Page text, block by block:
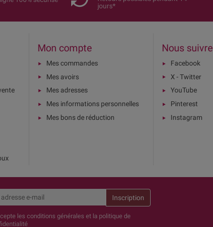
jours*
Mon compte
Mes commandes
Mes avoirs
Mes adresses
Mes informations personnelles
Mes bons de réduction
Nous suivre
Facebook
X - Twitter
YouTube
Pinterest
Instagram
les conditions générales et la politique de